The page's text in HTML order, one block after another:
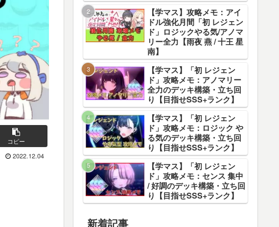
コピー
2022.12.04
【学マス】攻略メモ：アイ
ドル強化月間「初 レジェン
ド」ロジックやる気/アノマ
リー全力【雨夜 燕 / 十王 星
南】
【学マス】「初 レジェン
ド」攻略メモ：アノマリー
全力のデッキ構築・立ち回
り【目指せSSS+ランク】
【学マス】「初 レジェン
ド」攻略メモ：ロジック や
る気のデッキ構築・立ち回
り【目指せSSS+ランク】
【学マス】「初 レジェン
ド」攻略メモ：センス 集中
/ 好調のデッキ構築・立ち回
り【目指せSSS+ランク】
新着記事